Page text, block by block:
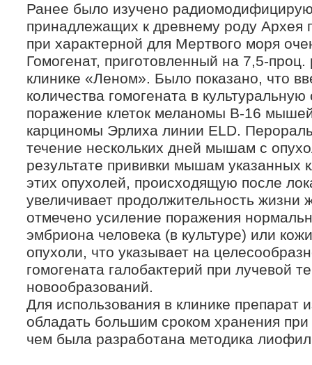
Ранее было изучено
принадлежащих к древнему роду Архея
при характерной для Мертвого моря
Гомогенат, приготовленный на 7,5-
клинике «Леном». Было показано, что
количества гомогената в
поражение клеток меланомы В-16
карциномы Эрлиха линии ELD.
течение нескольких дней мышам с
результате прививки мышам указанных
этих опухолей, происходящую после
увеличивает продолжительность
отмечено усиление поражения
эмбриона человека (в культуре) или
опухоли, что указывает на
гомогената галобактерий при лучевой
новообразований.
Для использования в клинике препарат
обладать большим сроком хранения
чем была разработана методика